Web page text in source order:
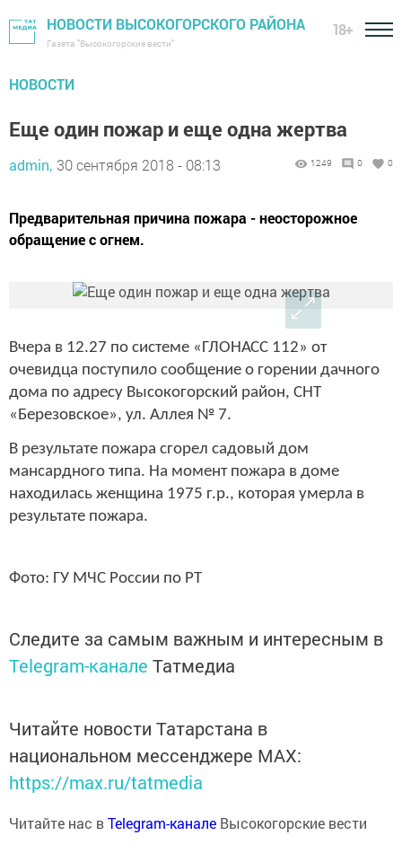
НОВОСТИ ВЫСОКОГОРСКОГО РАЙОНА
Газета "Высокогорские вести"
18+
НОВОСТИ
Еще один пожар и еще одна жертва
admin, 30 сентября 2018 - 08:13 1249 0 0
Предварительная причина пожара - неосторожное
обращение с огнем.
Вчера в 12.27 по системе «ГЛОНАСС 112» от
очевидца поступило сообщение о горении дачного
дома по адресу Высокогорский район, СНТ
«Березовское», ул. Аллея № 7.
В результате пожара сгорел садовый дом
мансардного типа. На момент пожара в доме
находилась женщина 1975 г.р., которая умерла в
результате пожара.
Фото: ГУ МЧС России по РТ
Следите за самым важным и интересным в
Telegram-канале Татмедиа
Читайте новости Татарстана в
национальном мессенджере MАХ:
https://max.ru/tatmedia
Читайте нас вTelegram-канале Высокогорские вести